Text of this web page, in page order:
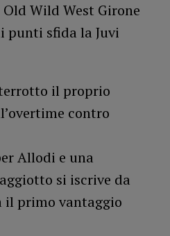
Wild West Girone
punti sfida la Juvi
il proprio
contro
Allodi e una
si iscrive da
il primo vantaggio